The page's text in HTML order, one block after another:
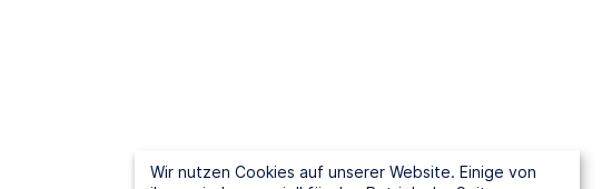
Wir nutzen Cookies auf unserer Website. Einige von